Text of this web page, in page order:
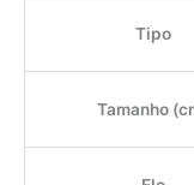
Tipo
Tamanho